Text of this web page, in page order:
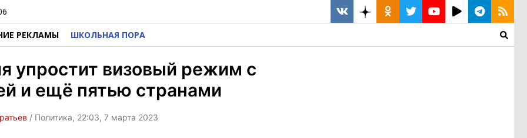
РЕКЛАМЫ ШКОЛЬНАЯ ПОРА
упростит визовый режим с
и ещё пятью странами
/ Политика, 22:03, 7 марта 2023